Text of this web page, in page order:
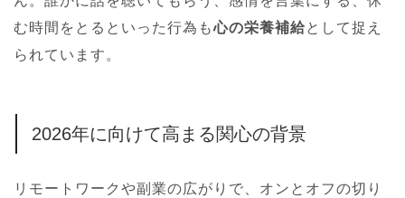
む時間をとるといった行為も心の栄養補給として捉え
られています。
2026年に向けて高まる関心の背景
リモートワークや副業の広がりで、オンとオフの切り